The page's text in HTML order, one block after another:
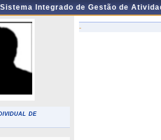
Integrado de Gestão de
de
-